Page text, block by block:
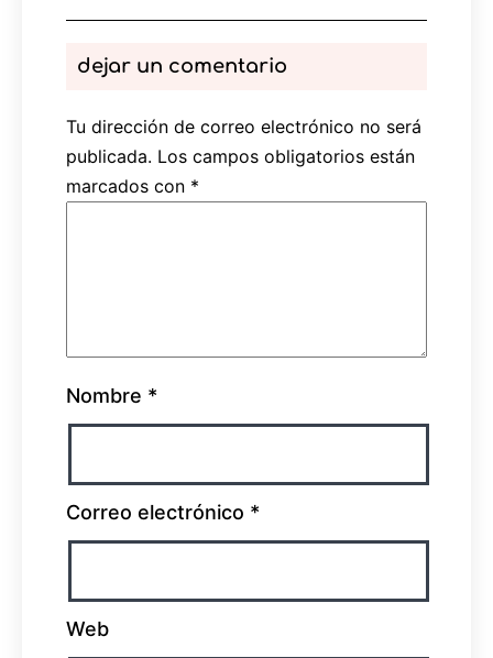
dejar un comentario
Tu dirección de correo electrónico no será
publicada. Los campos obligatorios están
marcados con *
Nombre *
Correo electrónico *
Web